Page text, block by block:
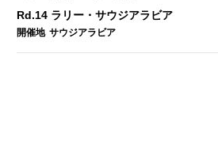
Rd.14 ラリー・サウジアラビア
開催地 サウジアラビア